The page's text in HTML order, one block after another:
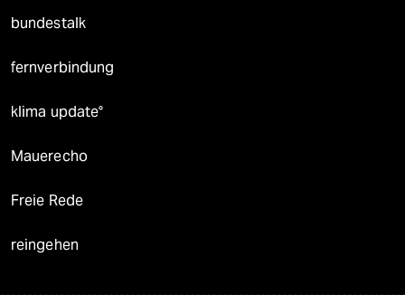
bundestalk
fernverbindung
klima update°
Mauerecho
Freie Rede
reingehen